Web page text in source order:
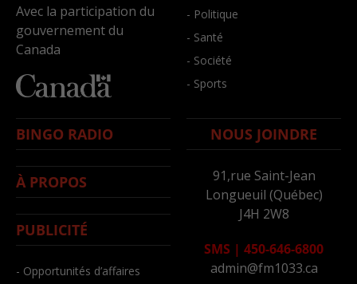
Avec la participation du
gouvernement du
Canada
- Politique
- Santé
- Société
- Sports
BINGO RADIO
À PROPOS
PUBLICITÉ
- Opportunités d’affaires
NOUS JOINDRE
91,rue Saint-Jean
Longueuil (Québec)
J4H 2W8
SMS | 450-646-6800
admin@fm1033.ca